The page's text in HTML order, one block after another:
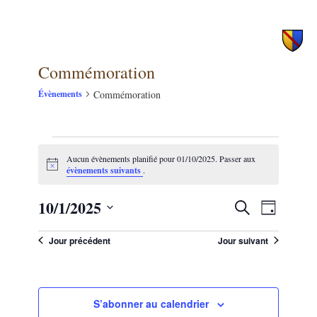
Commémoration
Évènements Commémoration
for
Notice
Aucun évènements planifié pour 01/10/2025. Passer aux
évènements suivants .
Recherche
et
navigation
vues
Recherche
DE
VUES
Jour
10/1/2025
uneJour précédent Jour suivant
S’abonner au calendrier